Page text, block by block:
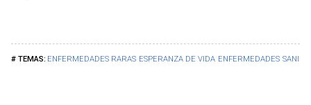
ENFERMEDADES RARAS ESPERANZA DE VIDA ENFERMEDADES